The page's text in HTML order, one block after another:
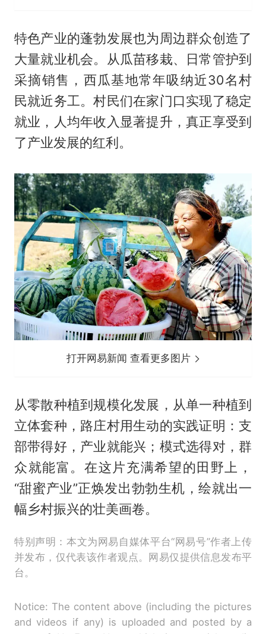
特色产业的蓬勃发展也为周边群众创造了
大量就业机会。从瓜苗移栽、日常管护到
采摘销售，西瓜基地常年吸纳近30名村
民就近务工。村民们在家门口实现了稳定
就业，人均年收入显著提升，真正享受到
了产业发展的红利。
打开网易新闻 查看更多图片
从零散种植到规模化发展，从单一种植到
立体套种，路庄村用生动的实践证明：支
部带得好，产业就能兴；模式选得对，群
众就能富。在这片充满希望的田野上，
“甜蜜产业”正焕发出勃勃生机，绘就出一
幅乡村振兴的壮美画卷。
特别声明：本文为网易自媒体平台“网易号”作者上传
并发布，仅代表该作者观点。网易仅提供信息发布平
台。
Notice: The content above (including the pictures
and videos if any) is uploaded and posted by a